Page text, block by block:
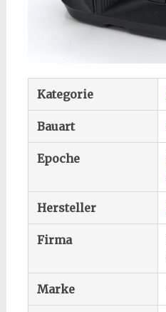
Kategorie
Bauart
Epoche
Hersteller
Firma
Marke